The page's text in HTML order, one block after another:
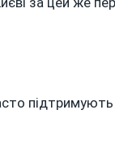
підтримують